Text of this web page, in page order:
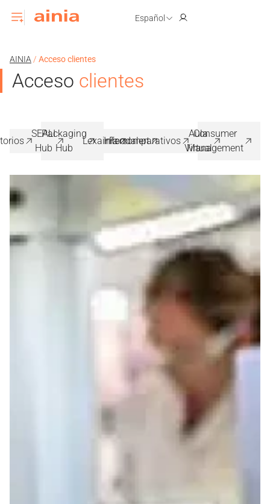
Español
AINIA / Acceso clientes
Acceso clientes
SEALI
Hub
Packaging
Hub
LexainiaFoodalert
Intercomparativos
Aula
Virtual
Consumer
Management